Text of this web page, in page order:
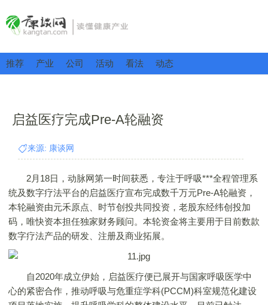
推荐 产业 公司 活动 看法 动态
启益医疗完成Pre-A轮融资
来源: 康谈网
2月18日，动脉网第一时间获悉，专注于呼吸***全程管理系
统及数字疗法平台的启益医疗宣布完成数千万元Pre-A轮融资，
本轮融资由元禾原点、时节创投共同投资，老股东经纬创投加
码，唯快资本担任独家财务顾问。本轮资金将主要用于目前数款
数字疗法产品的研发、注册及商业拓展。
自2020年成立伊始，启益医疗便已展开与国家呼吸医学中
心的紧密合作，推动呼吸与危重症学科(PCCM)科室规范化建设